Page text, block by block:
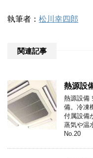
執筆者： 松川幸四郎
関連記事
熱源設
熱源設備
備。冷凍
付属設備
蒸気や温
No.20